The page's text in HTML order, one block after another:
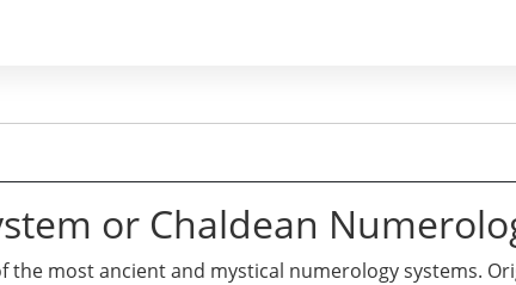
or Chaldean
the most ancient and mystical numerology systems.